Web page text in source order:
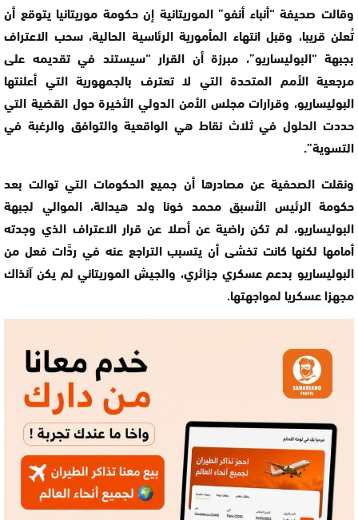
وقالت صحيفة “أنباء أنفو” الموريتانية إن حكومة موريتانيا يتوقع أن
تُعلن قريبا، وقبل انتهاء المأمورية الرئاسية الحالية، سحب الاعتراف
بجبهة “البوليساريو”، مبرزة أن القرار “سيستند في تقديمه على
مرجعية الأمم المتحدة التي لا تعترف بالجمهورية التي أعلنتها
البوليساريو، وقرارات مجلس الأمن الدولي الأخيرة حول القضية التي
حددت الحلول في ثلاث نقاط هي الواقعية والتوافق والرغبة في
التسوية”.
ونقلت الصحفية عن مصادرها أن جميع الحكومات التي توالت بعد
حكومة الرئيس الأسبق محمد خونا ولد هيدالة، الموالي لجبهة
البوليساريو، لم تكن راضية عن أصلا عن قرار الاعتراف الذي وجدته
أمامها لكنها كانت تخشى أن يتسبب التراجع عنه في ردَّات فعل من
البوليساريو بدعم عسكري جزائري، والجيش الموريتاني لم يكن آنذاك
مجهزا عسكريا لمواجهتها.